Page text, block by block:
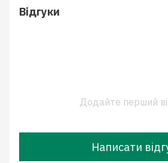
Відгуки
Додайте перший
Написати